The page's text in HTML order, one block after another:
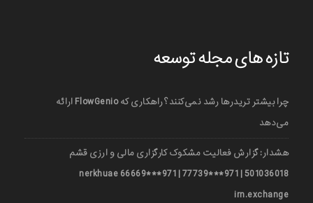
تازه های مجله توسعه
چرا بیشتر تریدرها رشد نمی‌کنند؟ راهکاری که FlowGenio ارائه
می‌دهد
هشدار: گزارش فعالیت مشکوک کارگزاری مالی و ارزی قشم
501036018 | 971***77739 | 971***66669 nerkhuae
irn.exchange